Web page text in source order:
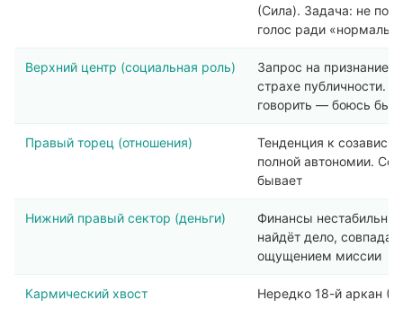
(Сила). Задача: не
голос ради
Верхний центр (социальная роль)
Запрос на признание
страхе публичности.
говорить — боюсь
Правый торец (отношения)
Тенденция к
полной автономии.
бывает
Нижний правый сектор (деньги)
Финансы
найдёт дело,
ощущением миссии
Кармический хвост
Нередко 18-й аркан